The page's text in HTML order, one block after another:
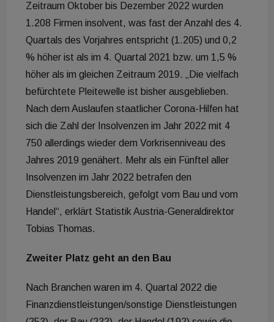
Zeitraum Oktober bis Dezember 2022 wurden
1.208 Firmen insolvent, was fast der Anzahl des 4.
Quartals des Vorjahres entspricht (1.205) und 0,2
% höher ist als im 4. Quartal 2021 bzw. um 1,5 %
höher als im gleichen Zeitraum 2019. „Die vielfach
befürchtete Pleitewelle ist bisher ausgeblieben.
Nach dem Auslaufen staatlicher Corona-Hilfen hat
sich die Zahl der Insolvenzen im Jahr 2022 mit 4
750 allerdings wieder dem Vorkrisenniveau des
Jahres 2019 genähert. Mehr als ein Fünftel aller
Insolvenzen im Jahr 2022 betrafen den
Dienstleistungsbereich, gefolgt vom Bau und vom
Handel“, erklärt Statistik Austria-Generaldirektor
Tobias Thomas.
Zweiter Platz geht an den Bau
Nach Branchen waren im 4. Quartal 2022 die
Finanzdienstleistungen/sonstige Dienstleistungen